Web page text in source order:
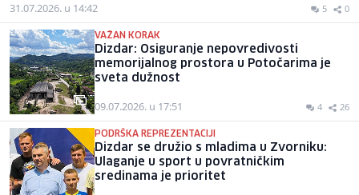
31.07.2026. u 14:42 5 0
VAŽAN KORAK
Dizdar: Osiguranje nepovredivosti
memorijalnog prostora u Potočarima je
sveta dužnost
09.07.2026. u 17:51 4 26
PODRŠKA REPREZENTACIJI
Dizdar se družio s mladima u Zvorniku:
Ulaganje u sport u povratničkim
sredinama je prioritet